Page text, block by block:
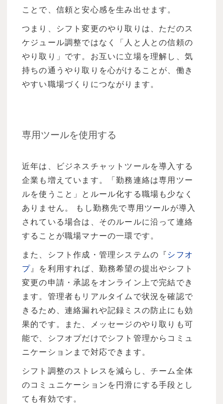
ことで、信頼と安心感を生み出せます。
つまり、シフト変更のやり取りは、ただのス
ケジュール調整ではなく「人と人との信頼の
やり取り」です。お互いに立場を理解し、気
持ちの通うやり取りを心がけることが、働き
やすい職場づくりにつながります。
専用ツールを使用する
近年は、ビジネスチャットツールを導入する
企業も増えています。「勤務連絡は専用ツー
ルを使うこと」とルール化する職場も少なく
ありません。 もし勤務先で専用ツールが導入
されている場合は、そのルールに沿って連絡
することが職場マナーの一環です。
また、シフト作成・管理システムの『 シフオ
プ』を利用すれば、勤務希望の提出やシフト
変更の申請・承認をオンライン上で完結でき
ます。管理者もリアルタイムで状況を確認で
きるため、連絡漏れや記録ミスの防止にも効
果的です。また、メッセージのやり取りも可
能で、シフオプだけでシフト管理からコミュ
ニケーションまで対応できます。
シフト調整のストレスを減らし、チーム全体
のコミュニケーションを円滑にする手段とし
ても有効です。